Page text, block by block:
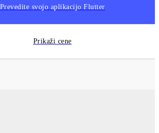
Prevedite svojo aplikacijo Flutter
Prikaži cene